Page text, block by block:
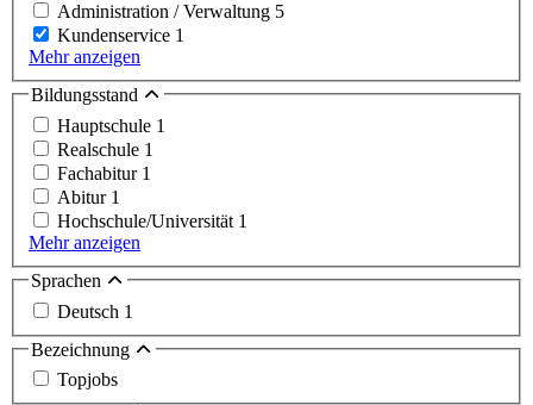
Administration / Verwaltung 5
Kundenservice 1
Mehr anzeigen
Bildungsstand
Hauptschule 1
Realschule 1
Fachabitur 1
Abitur 1
Hochschule/Universität 1
Mehr anzeigen
Sprachen
Deutsch 1
Bezeichnung
Topjobs